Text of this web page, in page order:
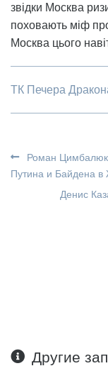
звідки Москва
поховають міф
Москва цього
ТК Печера
Роман Цимбалюк
Путина и Байдена в
Денис
Другие